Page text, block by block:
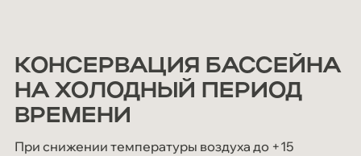
КОНСЕРВАЦИЯ БАССЕЙНА
НА ХОЛОДНЫЙ ПЕРИОД
ВРЕМЕНИ
При снижении температуры воздуха до +15